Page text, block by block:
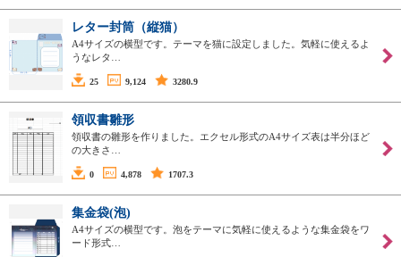
レター封筒（縦猫）
A4サイズの横型です。テーマを猫に設定しました。気軽に使えるよ
うなレタ…
25 9,124 3280.9
領収書雛形
領収書の雛形を作りました。エクセル形式のA4サイズ表は半分ほど
の大きさ…
0 4,878 1707.3
集金袋(泡)
A4サイズの横型です。泡をテーマに気軽に使えるような集金袋をワ
ード形式…